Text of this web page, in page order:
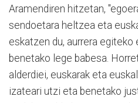
Aramendiren hitzetan,
sendoetara heltzea eta
eskatzen du, aurrera
benetako lege babesa.
alderdiei, euskarak eta
izateari utzi eta benetako